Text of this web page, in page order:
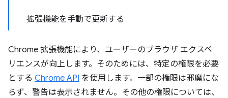
拡張機能を手動で更新する
Chrome 拡張機能により、ユーザーのブラウザ エクスペ
リエンスが向上します。そのためには、特定の権限を必要
とする Chrome API を使用します。一部の権限は邪魔にな
らず、警告は表示されません。その他の権限については、